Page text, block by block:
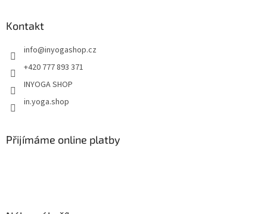
Kontakt
info@inyogashop.cz
+420 777 893 371
INYOGA SHOP
in.yoga.shop
Přijímáme online platby